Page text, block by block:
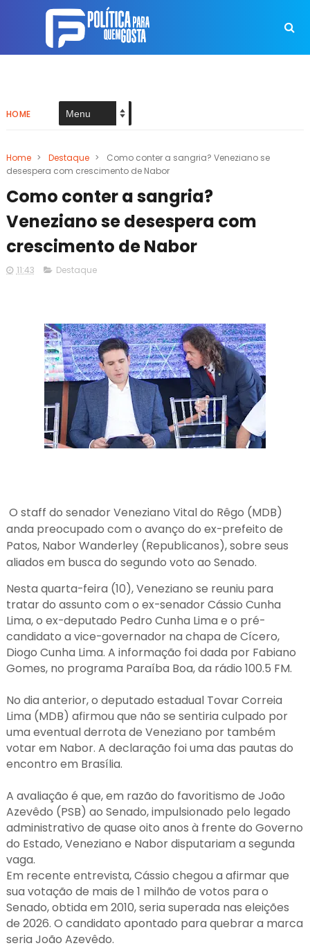
HOME
Home > Destaque >
Como conter a sangria? Veneziano se
desespera com crescimento de Nabor
Como conter a sangria?
Veneziano se desespera com
crescimento de Nabor
11:43 Destaque
O staff do senador Veneziano Vital do Rêgo (MDB)
anda preocupado com o avanço do ex-prefeito de
Patos, Nabor Wanderley (Republicanos), sobre seus
aliados em busca do segundo voto ao Senado.
Nesta quarta-feira (10), Veneziano se reuniu para
tratar do assunto com o ex-senador Cássio Cunha
Lima, o ex-deputado Pedro Cunha Lima e o pré-
candidato a vice-governador na chapa de Cícero,
Diogo Cunha Lima. A informação foi dada por Fabiano
Gomes, no programa Paraíba Boa, da rádio 100.5 FM.
No dia anterior, o deputado estadual Tovar Correia
Lima (MDB) afirmou que não se sentiria culpado por
uma eventual derrota de Veneziano por também
votar em Nabor. A declaração foi uma das pautas do
encontro em Brasília.
A avaliação é que, em razão do favoritismo de João
Azevêdo (PSB) ao Senado, impulsionado pelo legado
administrativo de quase oito anos à frente do Governo
do Estado, Veneziano e Nabor disputariam a segunda
vaga.
Em recente entrevista, Cássio chegou a afirmar que
sua votação de mais de 1 milhão de votos para o
Senado, obtida em 2010, seria superada nas eleições
de 2026. O candidato apontado para quebrar a marca
seria João Azevêdo.